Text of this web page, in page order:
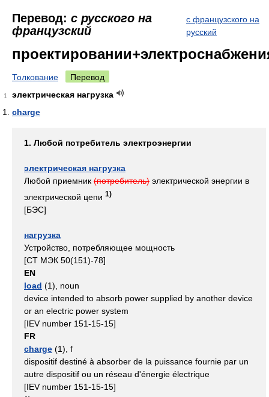
Перевод: с русского на
французский
с французского на
русский
Толкование Перевод
1
электрическая нагрузка
charge
1. Любой потребитель электроэнергии
электрическая нагрузка
Любой приемник (потребитель) электрической энергии в
электрической цепи 1)
[БЭС]
нагрузка
Устройство, потребляющее мощность
[СТ МЭК 50(151)-78]
EN
load (1), noun
device intended to absorb power supplied by another device
or an electric power system
[IEV number 151-15-15]
FR
charge (1), f
dispositif destiné à absorber de la puissance fournie par un
autre dispositif ou un réseau d'énergie électrique
[IEV number 151-15-15]